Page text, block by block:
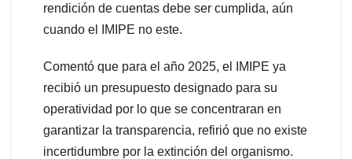
rendición de cuentas debe ser cumplida, aún
cuando el IMIPE no este.
Comentó que para el año 2025, el IMIPE ya
recibió un presupuesto designado para su
operatividad por lo que se concentraran en
garantizar la transparencia, refirió que no existe
incertidumbre por la extinción del organismo.